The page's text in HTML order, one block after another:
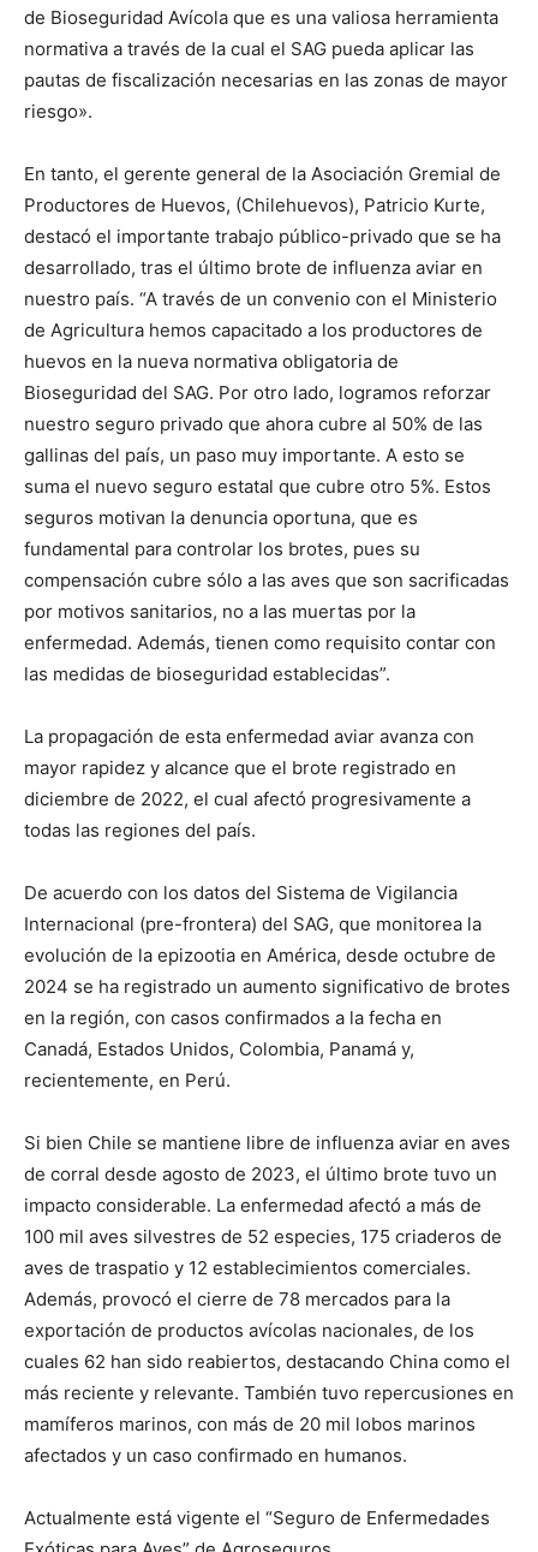
de Bioseguridad Avícola que es una valiosa herramienta
normativa a través de la cual el SAG pueda aplicar las
pautas de fiscalización necesarias en las zonas de mayor
riesgo».
En tanto, el gerente general de la Asociación Gremial de
Productores de Huevos, (Chilehuevos), Patricio Kurte,
destacó el importante trabajo público-privado que se ha
desarrollado, tras el último brote de influenza aviar en
nuestro país. “A través de un convenio con el Ministerio
de Agricultura hemos capacitado a los productores de
huevos en la nueva normativa obligatoria de
Bioseguridad del SAG. Por otro lado, logramos reforzar
nuestro seguro privado que ahora cubre al 50% de las
gallinas del país, un paso muy importante. A esto se
suma el nuevo seguro estatal que cubre otro 5%. Estos
seguros motivan la denuncia oportuna, que es
fundamental para controlar los brotes, pues su
compensación cubre sólo a las aves que son sacrificadas
por motivos sanitarios, no a las muertas por la
enfermedad. Además, tienen como requisito contar con
las medidas de bioseguridad establecidas”.
La propagación de esta enfermedad aviar avanza con
mayor rapidez y alcance que el brote registrado en
diciembre de 2022, el cual afectó progresivamente a
todas las regiones del país.
De acuerdo con los datos del Sistema de Vigilancia
Internacional (pre-frontera) del SAG, que monitorea la
evolución de la epizootia en América, desde octubre de
2024 se ha registrado un aumento significativo de brotes
en la región, con casos confirmados a la fecha en
Canadá, Estados Unidos, Colombia, Panamá y,
recientemente, en Perú.
Si bien Chile se mantiene libre de influenza aviar en aves
de corral desde agosto de 2023, el último brote tuvo un
impacto considerable. La enfermedad afectó a más de
100 mil aves silvestres de 52 especies, 175 criaderos de
aves de traspatio y 12 establecimientos comerciales.
Además, provocó el cierre de 78 mercados para la
exportación de productos avícolas nacionales, de los
cuales 62 han sido reabiertos, destacando China como el
más reciente y relevante. También tuvo repercusiones en
mamíferos marinos, con más de 20 mil lobos marinos
afectados y un caso confirmado en humanos.
Actualmente está vigente el “Seguro de Enfermedades